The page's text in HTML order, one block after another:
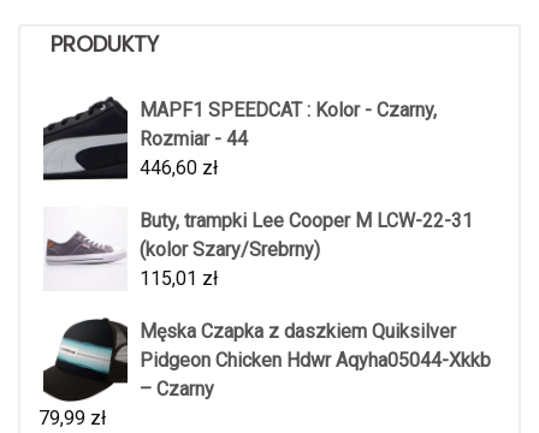
PRODUKTY
MAPF1 SPEEDCAT : Kolor - Czarny,
Rozmiar - 44
446,60 zł
Buty, trampki Lee Cooper M LCW-22-31
(kolor Szary/Srebrny)
115,01 zł
Męska Czapka z daszkiem Quiksilver
Pidgeon Chicken Hdwr Aqyha05044-Xkkb
– Czarny
79,99 zł